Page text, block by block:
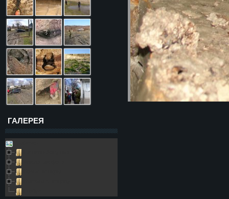
ГАЛЕРЕЯ